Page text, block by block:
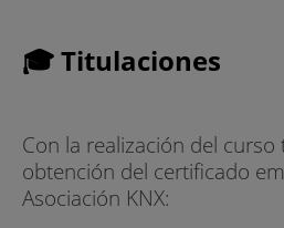
🎓 Titulaciones
Con la realización del
obtención del certificado
Asociación KNX: